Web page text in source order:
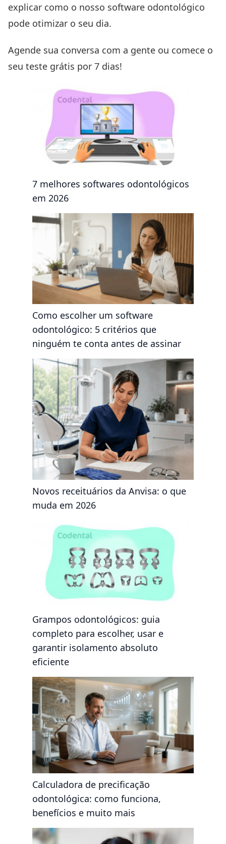
explicar como o nosso software odontológico
pode otimizar o seu dia.
Agende sua conversa com a gente ou comece o
seu teste grátis por 7 dias!
7 melhores softwares odontológicos
em 2026
Como escolher um software
odontológico: 5 critérios que
ninguém te conta antes de assinar
Novos receituários da Anvisa: o que
muda em 2026
Grampos odontológicos: guia
completo para escolher, usar e
garantir isolamento absoluto
eficiente
Calculadora de precificação
odontológica: como funciona,
benefícios e muito mais